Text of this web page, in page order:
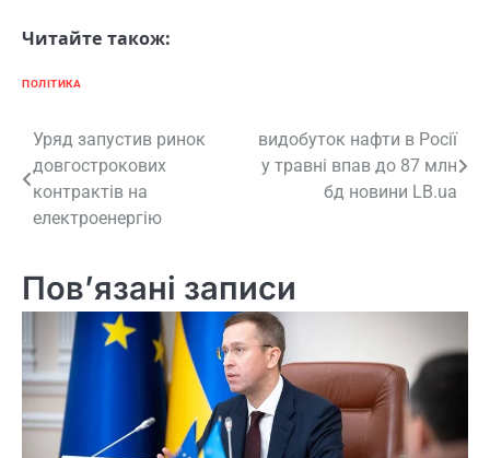
Читайте також:
ПОЛІТИКА
Навігація
записів
Уряд запустив ринок
довгострокових
контрактів на
електроенергію
видобуток нафти в Росії
у травні впав до 87 млн
бд новини LB.ua
Пов’язані записи